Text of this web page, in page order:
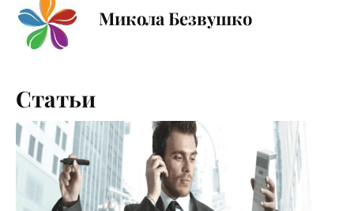
Микола Безвушко
Статьи